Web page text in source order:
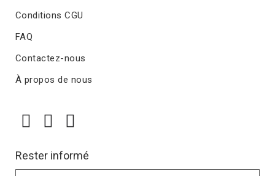
Conditions CGU
FAQ
Contactez-nous
À propos de nous
Rester informé